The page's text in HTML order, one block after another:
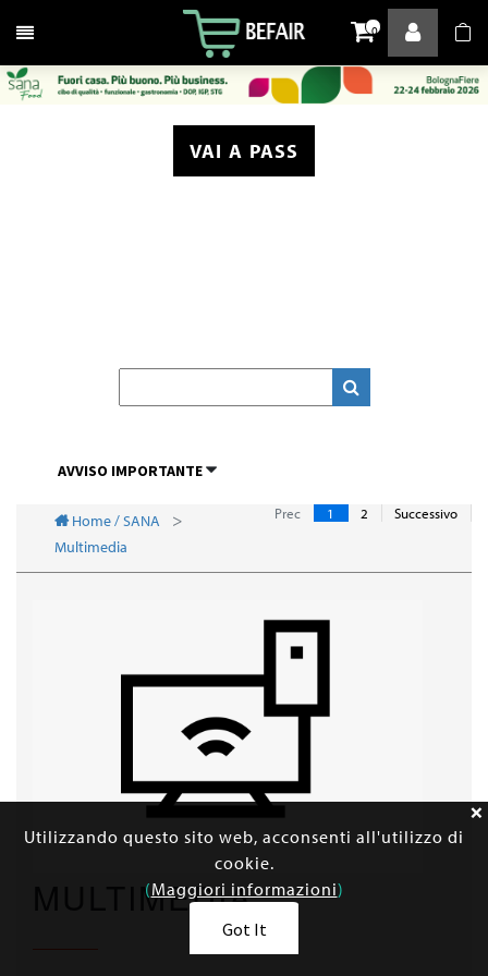
Attiva / disattiva la navigazione 0
VAI A PASS
AVVISO IMPORTANTE
Home / SANA
Multimedia
Prec 1 2 Successivo
MULTIMEDIA
Utilizzando questo sito web, acconsenti all'utilizzo di
cookie.
(Maggiori informazioni)
Got It